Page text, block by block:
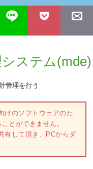
ステム(mde)
管理を行う
けのソフトウェアのた
とができません。
有して頂き、PCからダ